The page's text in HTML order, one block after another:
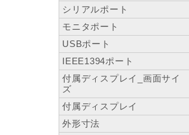
シリアルポート
モニタポート
USBポート
IEEE1394ポート
付属ディスプレイ_画面サイ
ズ
付属ディスプレイ
外形寸法